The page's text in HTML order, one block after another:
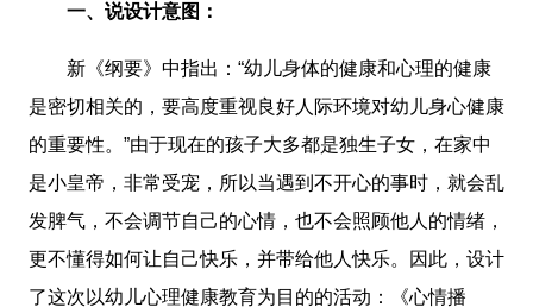
一、说设计意图：
新《纲要》中指出：“幼儿身体的健康和心理的健康
是密切相关的，要高度重视良好人际环境对幼儿身心健康
的重要性。”由于现在的孩子大多都是独生子女，在家中
是小皇帝，非常受宠，所以当遇到不开心的事时，就会乱
发脾气，不会调节自己的心情，也不会照顾他人的情绪，
更不懂得如何让自己快乐，并带给他人快乐。因此，设计
了这次以幼儿心理健康教育为目的的活动：《心情播